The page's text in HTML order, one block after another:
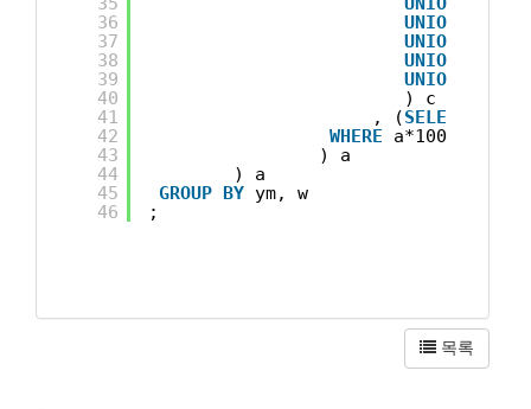
36
37
38
39
40
41
42
43
44
45
46
UNION
UNION
UNION
UNION
) c
, (SELECT
WHERE
a*100 + b*10
) a
) a
GROUP BY ym, w
;
목록